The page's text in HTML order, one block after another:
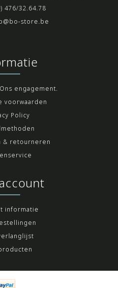
476/32.64.78
store.be
engagement.
voorwaarden
Policy
& retourneren
informatie